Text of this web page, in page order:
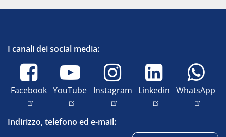
I canali dei social media:
Facebook YouTube Instagram Linkedin WhatsApp
Indirizzo, telefono ed e-mail: